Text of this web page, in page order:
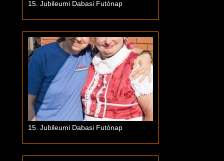
15. Jubileumi Dabasi Futónap
15. Jubileumi Dabasi Futónap